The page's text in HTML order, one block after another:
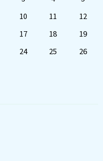
10 11
12
17 18
19
24 25
26